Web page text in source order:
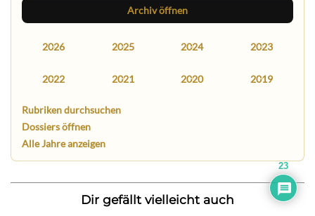
Archiv öffnen
2026 2025 2024 2023
2022 2021 2020 2019
Rubriken durchsuchen
Dossiers öffnen
Alle Jahre anzeigen
Dir gefällt vielleicht auch
23